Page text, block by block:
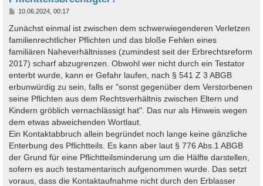
B
i
t
r
g
10.06.2024, 00:17
Zunächst einmal ist zwischen dem schwerwiegenderen Verletzen
familienrechtlicher Pflichten und das bloße Fehlen eines
familiären Naheverhältnisses (zumindest seit der Erbrechtsreform
2017) scharf abzugrenzen. Obwohl wer nicht durch ein Testator
enterbt wurde, kann er Gefahr laufen, nach § 541 Z 3 ABGB
erbunwürdig zu sein, falls er "sonst gegenüber dem Verstorbenen
seine Pflichten aus dem Rechtsverhältnis zwischen Eltern und
Kindern gröblich vernachlässigt hat". Das nur als Hinweis wegen
dem etwas abweichenden Wortlaut.
Ein Kontaktabbruch allein begründet noch lange keine gänzliche
Enterbung des Pflichtteils. Es kann aber laut § 776 Abs.1 ABGB
der Grund für eine Pflichtteilsminderung um die Hälfte darstellen,
sofern es auch testamentarisch aufgenommen wurde. Das setzt
voraus, dass die Kontaktaufnahme nicht durch den Erblasser